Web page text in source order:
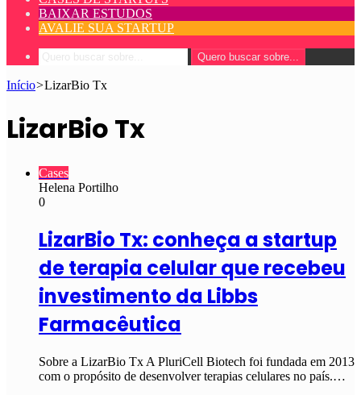
BAIXAR ESTUDOS
AVALIE SUA STARTUP
Quero buscar sobre...
Início>LizarBio Tx
LizarBio Tx
Cases
Helena Portilho
0
LizarBio Tx: conheça a startup
de terapia celular que recebeu
investimento da Libbs
Farmacêutica
Sobre a LizarBio Tx A PluriCell Biotech foi fundada em 2013
com o propósito de desenvolver terapias celulares no país.…